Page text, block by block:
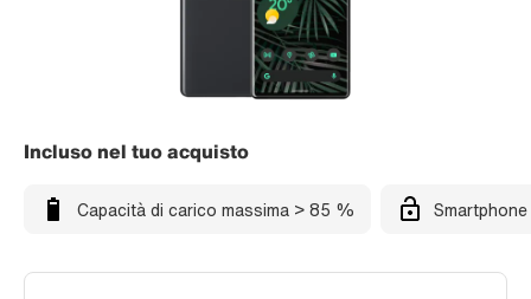
Incluso nel tuo acquisto
Capacità di carico massima > 85 %